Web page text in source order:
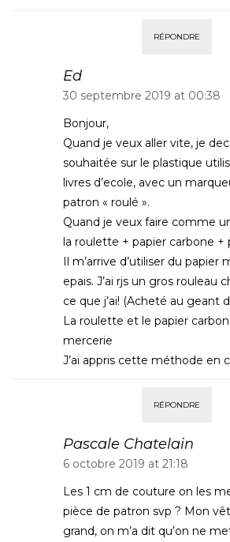
RÉPONDRE
Ed
30 septembre 2019 at 00:38
Bonjour,
Quand je veux aller vite, je
souhaitée sur le plastique
livres d’ecole, avec un
patron « roulé ».
Quand je veux faire comme
la roulette + papier carbone +
Il m’arrive d’utiliser du papier
epais. J’ai rjs un gros rouleau
ce que j’ai! (Acheté au geant
La roulette et le papier
mercerie
J’ai appris cette méthode en
RÉPONDRE
Pascale Chatelain
6 octobre 2019 at 21:18
Les 1 cm de couture on les
pièce de patron svp ? Mon
grand, on m’a dit qu’on ne